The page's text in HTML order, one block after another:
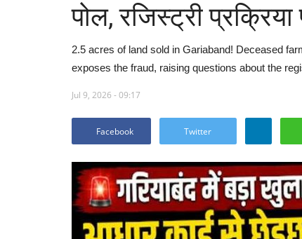
पोल, रजिस्ट्री
2.5 acres of land sold in Gariaband! Deceased
exposes the fraud, raising questions about the
Jul 9, 2026 - 09:17
Facebook Twitter